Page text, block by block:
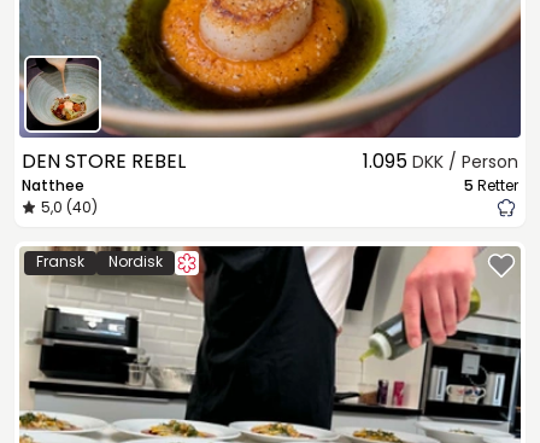
DEN STORE REBEL
Natthee
5,0 (40)
1.095 DKK / Person
5 Retter
Fransk Nordisk